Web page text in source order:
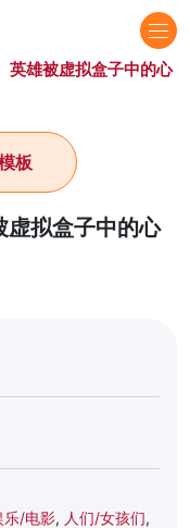
英雄被虚拟盒子中的心
拟盒子中的心
板
乐/电影, 人们/女孩们,